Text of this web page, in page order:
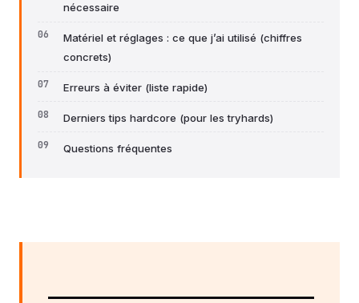
nécessaire
Matériel et réglages : ce que j’ai utilisé (chiffres
concrets)
Erreurs à éviter (liste rapide)
Derniers tips hardcore (pour les tryhards)
Questions fréquentes